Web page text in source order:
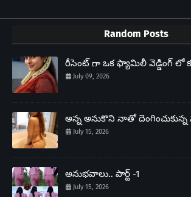
Random Posts
రీసెంట్ గా ఒక ఫ్యామిలీ వెడ్డింగ్ లో
July 09, 2026
అన్న అనుకొని నాతో
July 15, 2026
అనుభవాలు.. పార్ట్ -1
July 15, 2026